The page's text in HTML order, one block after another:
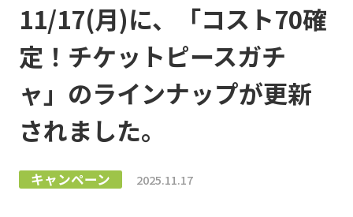
11/17(月)に、「コスト70確
定！チケットピースガチ
ャ」のラインナップが更新
されました。
キャンペーン 2025.11.17